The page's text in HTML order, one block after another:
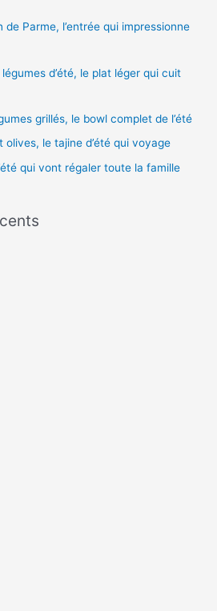
Parme, l’entrée qui impressionne
d’été, le plat léger qui cuit
grillés, le bowl complet de l’été
le tajine d’été qui voyage
qui vont régaler toute la famille